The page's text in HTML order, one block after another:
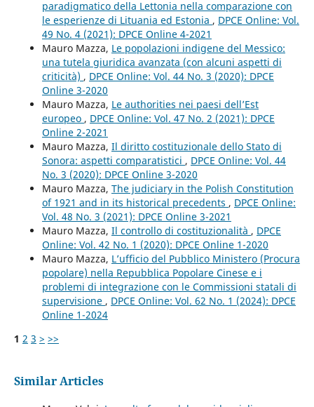
paradigmatico della Lettonia nella comparazione con
le esperienze di Lituania ed Estonia , DPCE Online: Vol.
49 No. 4 (2021): DPCE Online 4-2021
Mauro Mazza, Le popolazioni indigene del Messico:
una tutela giuridica avanzata (con alcuni aspetti di
criticità) , DPCE Online: Vol. 44 No. 3 (2020): DPCE
Online 3-2020
Mauro Mazza, Le authorities nei paesi dell’Est
europeo , DPCE Online: Vol. 47 No. 2 (2021): DPCE
Online 2-2021
Mauro Mazza, Il diritto costituzionale dello Stato di
Sonora: aspetti comparatistici , DPCE Online: Vol. 44
No. 3 (2020): DPCE Online 3-2020
Mauro Mazza, The judiciary in the Polish Constitution
of 1921 and in its historical precedents , DPCE Online:
Vol. 48 No. 3 (2021): DPCE Online 3-2021
Mauro Mazza, Il controllo di costituzionalità , DPCE
Online: Vol. 42 No. 1 (2020): DPCE Online 1-2020
Mauro Mazza, L’ufficio del Pubblico Ministero (Procura
popolare) nella Repubblica Popolare Cinese e i
problemi di integrazione con le Commissioni statali di
supervisione , DPCE Online: Vol. 62 No. 1 (2024): DPCE
Online 1-2024
1 2 3 > >>
Similar Articles